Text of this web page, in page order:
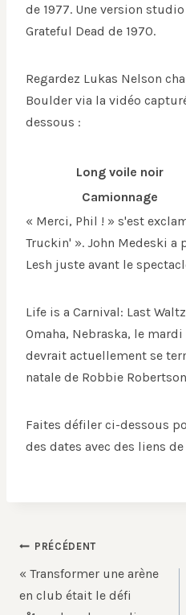
de 1977. Une version
Grateful Dead de 1970.
Regardez Lukas Nelson
Boulder via la vidéo
dessous :
Long voile noir
Camionnage
« Merci, Phil ! » s'est
Truckin' ». John Medeski a
Lesh juste avant le
Life is a Carnival: Last
Omaha, Nebraska, le
devrait actuellement se
natale de Robbie
Faites défiler ci-dessous
des dates avec des liens
Navigation
de
l’article
PRÉCÉDENT
« Transformer une arène
en club était le défi